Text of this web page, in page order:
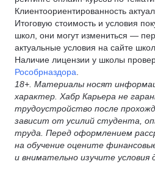
Клиентоориентированность
Итоговую стоимость и условия
школ, они могут измениться —
актуальные условия на сайте
Наличие лицензии у школы
Рособрназдора
18+. Материалы носят
характер. Хабр Карьера не
трудоустройство после
зависит от усилий студента,
труда. Перед оформлением
на обучение оцените
и внимательно изучите условия